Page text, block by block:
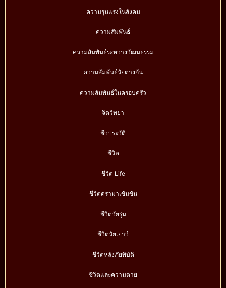
ความรุนแรงในสังคม
ความสัมพันธ์
ความสัมพันธ์ระหว่างวัฒนธรรม
ความสัมพันธ์วัยต่างกัน
ความสัมพันธ์ในครอบครัว
จิตวิทยา
ชีวประวัติ
ชีวิต
ชีวิต Life
ชีวิตดราม่าเข้มข้น
ชีวิตวัยรุ่น
ชีวิตวัยเยาว์
ชีวิตหลังภัยพิบัติ
ชีวิตและความตาย